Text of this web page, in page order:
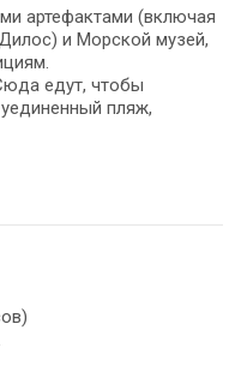
артефактами (включая
и Морской музей,
едут, чтобы
пляж,